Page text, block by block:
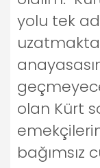
yolu tek
olan Kürt
bağımsız